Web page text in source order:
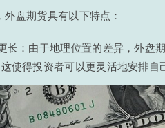
盘期货具有以下特点：
长：由于地理位置的差异，外盘
使得投资者可以更灵活地安排自